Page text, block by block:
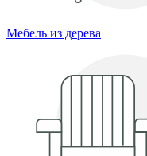
Мебель из дерева